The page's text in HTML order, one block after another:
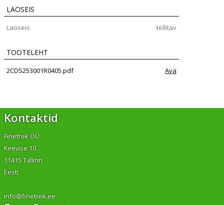
LAOSEIS
Laoseis tellitav
TOOTELEHT
2CDS253001R0405.pdf Ava
Kontaktid
Finetrek OÜ
Keevise 10
11415 Tallinn
Eesti
info@finetrek.ee